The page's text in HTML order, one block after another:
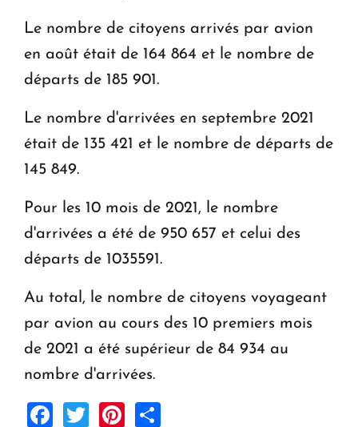
Le nombre de citoyens arrivés par avion
en août était de 164 864 et le nombre de
départs de 185 901.
Le nombre d'arrivées en septembre 2021
était de 135 421 et le nombre de départs de
145 849.
Pour les 10 mois de 2021, le nombre
d'arrivées a été de 950 657 et celui des
départs de 1035591.
Au total, le nombre de citoyens voyageant
par avion au cours des 10 premiers mois
de 2021 a été supérieur de 84 934 au
nombre d'arrivées.
Facebook
TwitterPinterest